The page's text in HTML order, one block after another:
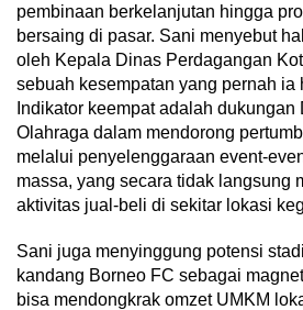
pembinaan berkelanjutan hingga
bersaing di pasar. Sani menyebut
oleh Kepala Dinas Perdagangan
sebuah kesempatan yang pernah ia
Indikator keempat adalah
Olahraga dalam mendorong
melalui penyelenggaraan event-
massa, yang secara tidak langsung
aktivitas jual-beli di sekitar lokasi
Sani juga menyinggung potensi
kandang Borneo FC sebagai
bisa mendongkrak omzet UMKM